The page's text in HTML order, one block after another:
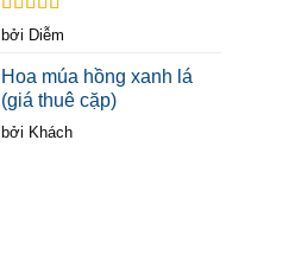
Được xếp
bởi Diễm
Hoa múa hồng xanh lá
(giá thuê cặp)
bởi Khách